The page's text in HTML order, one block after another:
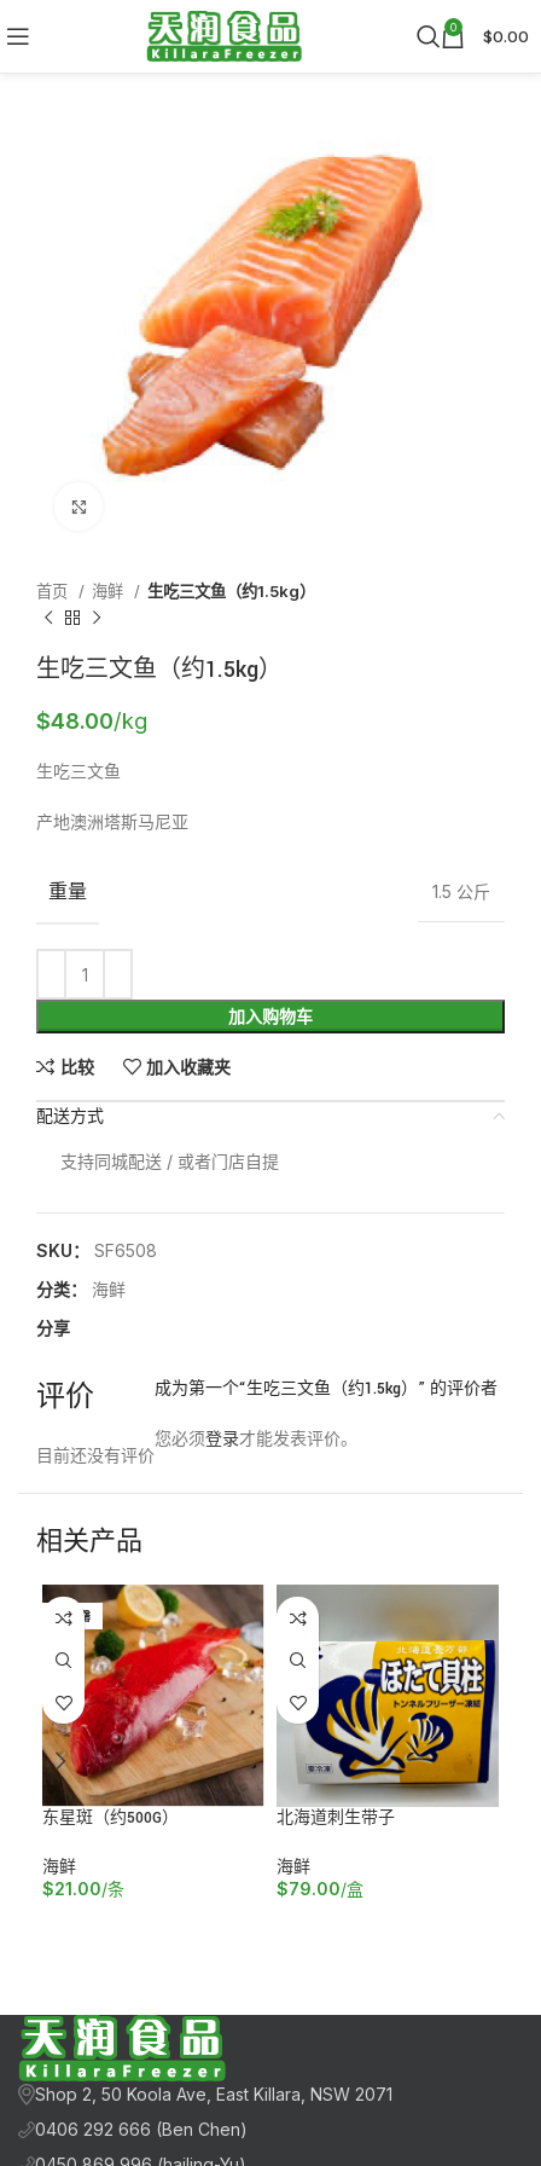
0 $0.00
首页 海鲜 生吃三文鱼（约1.5kg）
生吃三文鱼（约1.5kg）
$48.00/kg
生吃三文鱼
产地澳洲塔斯马尼亚
重量 1.5 公斤
加入购物车
比较 加入收藏夹
配送方式
支持同城配送 / 或者门店自提
SKU： SF6508
分类：
海鲜
分享
评价
目前还没有评价
成为第一个“生吃三文鱼（约1.5kg）” 的评价者
您必须登录才能发表评价。
相关产品
已售罄
东星斑（约500G）
海鲜
$21.00/条
北海道刺生带子
海鲜
$79.00/盒
Shop 2, 50 Koola Ave, East Killara, NSW 2071
0406 292 666 (Ben Chen)